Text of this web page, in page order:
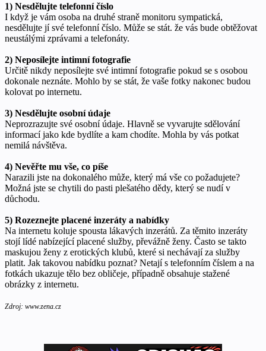
1) Nesdělujte telefonní číslo
I když je vám osoba na druhé straně monitoru sympatická,
nesdělujte jí své telefonní číslo. Může se stát. že vás bude obtěžovat
neustálými zprávami a telefonáty.
2) Neposílejte intimní fotografie
Určitě nikdy neposílejte své intimní fotografie pokud se s osobou
dokonale neznáte. Mohlo by se stát, že vaše fotky nakonec budou
kolovat po internetu.
3) Nesdělujte osobní údaje
Neprozrazujte své osobní údaje. Hlavně se vyvarujte sdělování
informací jako kde bydlíte a kam chodíte. Mohla by vás potkat
nemilá návštěva.
4) Nevěřte mu vše, co píše
Narazili jste na dokonalého může, který má vše co požadujete?
Možná jste se chytili do pasti plešatého dědy, který se nudí v
důchodu.
5) Rozeznejte placené inzeráty a nabídky
Na internetu koluje spousta lákavých inzerátů. Za těmito inzeráty
stojí lídé nabízející placené služby, převážně ženy. Často se takto
maskujou ženy z erotických klubů, které si nechávají za služby
platit. Jak takovou nabídku poznat? Netají s telefonním číslem a na
fotkách ukazuje tělo bez obličeje, případně obsahuje stažené
obrázky z internetu.
Zdroj: www.zena.cz